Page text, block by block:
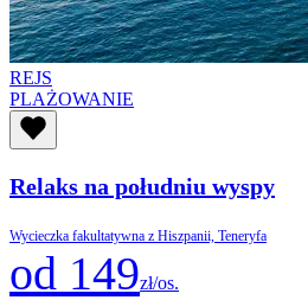
REJS
PLAŻOWANIE
Relaks na południu wyspy
Wycieczka fakultatywna z Hiszpanii, Teneryfa
od 149zł/os.